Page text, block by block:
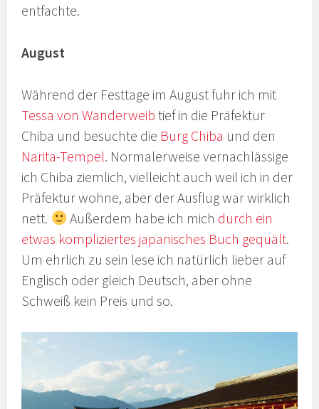
entfachte.
August
Während der Festtage im August fuhr ich mit
Tessa von Wanderweib tief in die Präfektur
Chiba und besuchte die Burg Chiba und den
Narita-Tempel. Normalerweise vernachlässige
ich Chiba ziemlich, vielleicht auch weil ich in der
Präfektur wohne, aber der Ausflug war wirklich
nett.
Außerdem habe ich mich durch ein
etwas kompliziertes japanisches Buch gequält.
Um ehrlich zu sein lese ich natürlich lieber auf
Englisch oder gleich Deutsch, aber ohne
Schweiß kein Preis und so.